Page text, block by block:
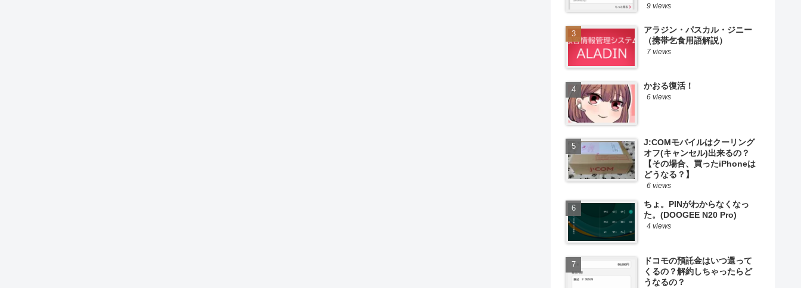
9 views
アラジン・パスカル・ジニー
（携帯乞食用語解説）
7 views
かおる復活！
6 views
J:COMモバイルはクーリング
オフ(キャンセル)出来るの？
【その場合、買ったiPhoneは
どうなる？】
6 views
ちょ。PINがわからなくなっ
た。(DOOGEE N20 Pro)
4 views
ドコモの預託金はいつ還って
くるの？解約しちゃったらど
うなるの？